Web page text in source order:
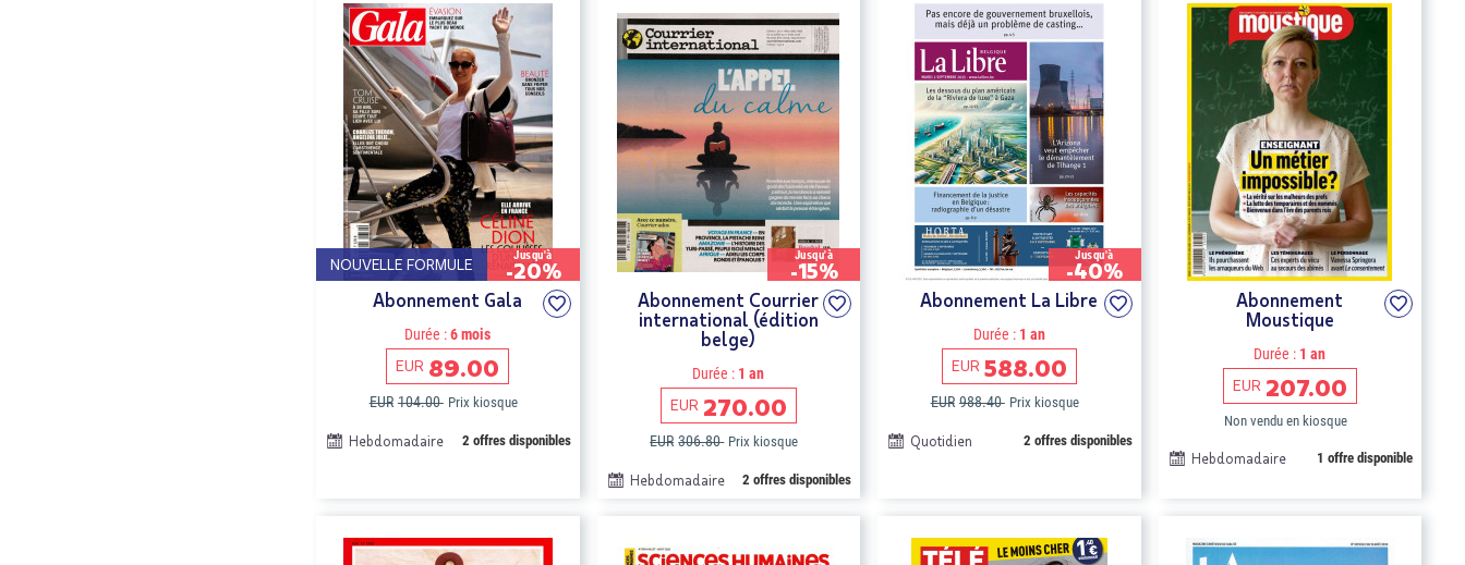
NOUVELLE FORMULE Jusqu'à
-20%
Abonnement Gala
Durée :6 mois
EUR 89.00
EUR 104.00 Prix kiosque
Hebdomadaire 2 offres disponibles
Jusqu'à
-15%
Abonnement Courrier
international (édition
belge)
Durée : 1 an
EUR 270.00
EUR 306.80 Prix kiosque
Hebdomadaire 2 offres disponibles
Jusqu'à
-40%
Abonnement La Libre
Durée :1 an
EUR 588.00
EUR 988.40 Prix kiosque
Quotidien 2 offres disponibles
Abonnement
Moustique
Durée : 1 an
EUR 207.00
Non vendu en kiosque
Hebdomadaire 1 offre disponible